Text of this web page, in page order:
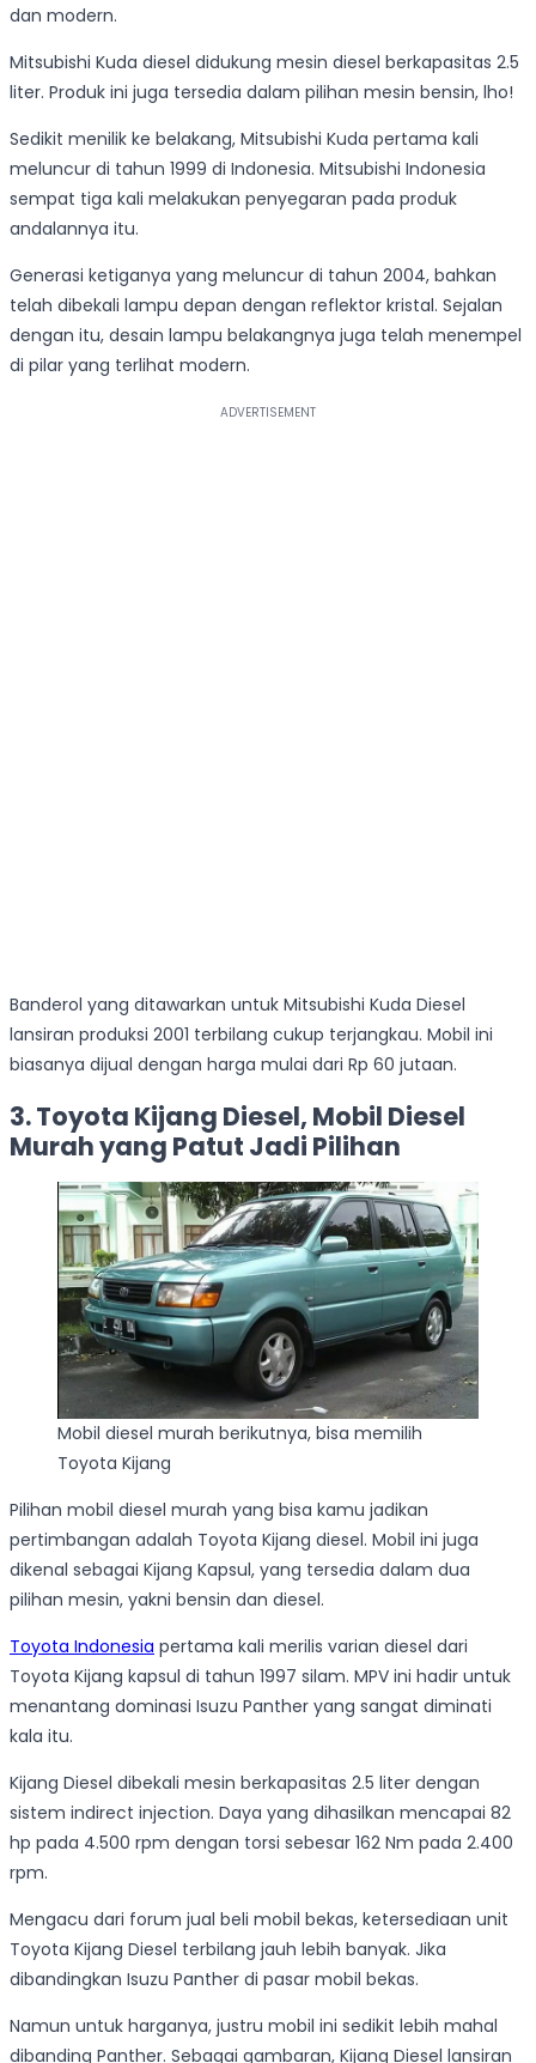
dan modern.
Mitsubishi Kuda diesel didukung mesin diesel berkapasitas 2.5
liter. Produk ini juga tersedia dalam pilihan mesin bensin, lho!
Sedikit menilik ke belakang, Mitsubishi Kuda pertama kali
meluncur di tahun 1999 di Indonesia. Mitsubishi Indonesia
sempat tiga kali melakukan penyegaran pada produk
andalannya itu.
Generasi ketiganya yang meluncur di tahun 2004, bahkan
telah dibekali lampu depan dengan reflektor kristal. Sejalan
dengan itu, desain lampu belakangnya juga telah menempel
di pilar yang terlihat modern.
Banderol yang ditawarkan untuk Mitsubishi Kuda Diesel
lansiran produksi 2001 terbilang cukup terjangkau. Mobil ini
biasanya dijual dengan harga mulai dari Rp 60 jutaan.
3. Toyota Kijang Diesel, Mobil Diesel
Murah yang Patut Jadi Pilihan
Mobil diesel murah berikutnya, bisa memilih
Toyota Kijang
Pilihan mobil diesel murah yang bisa kamu jadikan
pertimbangan adalah Toyota Kijang diesel. Mobil ini juga
dikenal sebagai Kijang Kapsul, yang tersedia dalam dua
pilihan mesin, yakni bensin dan diesel.
Toyota Indonesia pertama kali merilis varian diesel dari
Toyota Kijang kapsul di tahun 1997 silam. MPV ini hadir untuk
menantang dominasi Isuzu Panther yang sangat diminati
kala itu.
Kijang Diesel dibekali mesin berkapasitas 2.5 liter dengan
sistem indirect injection. Daya yang dihasilkan mencapai 82
hp pada 4.500 rpm dengan torsi sebesar 162 Nm pada 2.400
rpm.
Mengacu dari forum jual beli mobil bekas, ketersediaan unit
Toyota Kijang Diesel terbilang jauh lebih banyak. Jika
dibandingkan Isuzu Panther di pasar mobil bekas.
Namun untuk harganya, justru mobil ini sedikit lebih mahal
dibanding Panther. Sebagai gambaran, Kijang Diesel lansiran